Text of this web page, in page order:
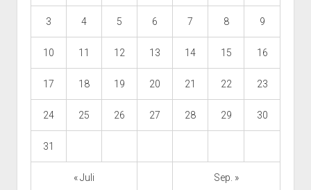
3 4 5 6 7 8 9
10 11 12 13 14 15 16
17 18 19 20 21 22 23
24 25 26 27 28 29 30
31
« Juli Sep. »